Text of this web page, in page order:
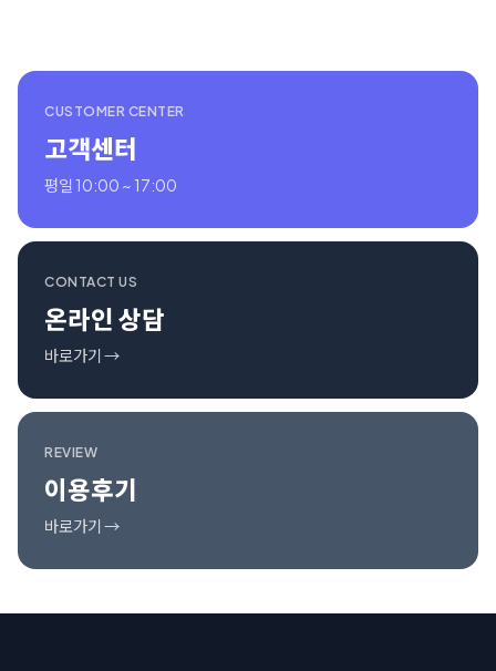
CUSTOMER CENTER
고객센터
평일 10:00 ~ 17:00
CONTACT US
온라인 상담
바로가기 →
REVIEW
이용후기
바로가기 →